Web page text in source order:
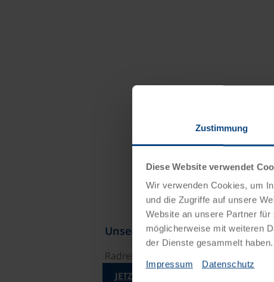
Zustimmung
Diese Website verwendet
Wir verwenden Cookies, um
und die Zugriffe auf unsere
Website an unsere Partner
möglicherweise mit weiteren
der Dienste gesammelt haben.
Impressum Datenschutz
Unsere Reisekataloge
Radreisen, Kreuzfahrten und
JETZT KOSTENFREI BESTELLEN